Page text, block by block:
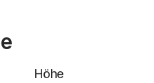
Höhe